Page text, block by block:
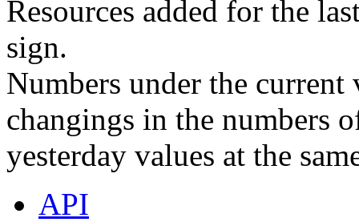
Resources added for the
sign.
Numbers under the
changings in the numbers
yesterday values at the
API